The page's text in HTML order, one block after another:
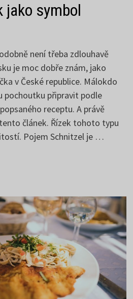
jako symbol
není třeba zdlouhavě
je moc dobře znám, jako
v České republice. Málokdo
pochoutku připravit podle
receptu. A právě
článek. Řízek tohoto typu
Pojem Schnitzel je …